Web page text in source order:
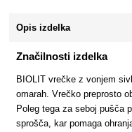
Opis izdelka
Značilnosti izdelka
BIOLIT vrečke z vonjem
omarah. Vrečko preprosto
Poleg tega za seboj pušča
sprošča, kar pomaga